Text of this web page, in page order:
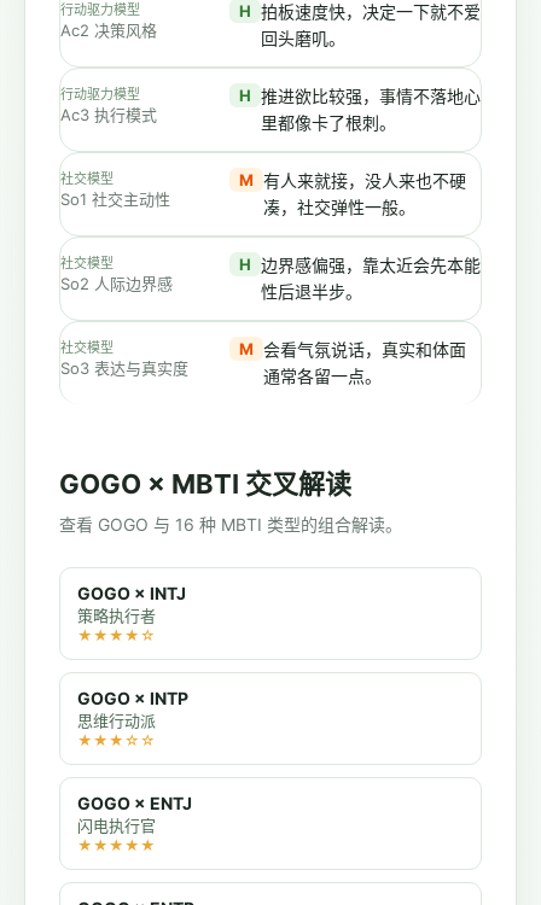
行动驱力模型
Ac2 决策风格
H 拍板速度快，决定一下就不爱
回头磨叽。
行动驱力模型
Ac3 执行模式
H 推进欲比较强，事情不落地心
里都像卡了根刺。
社交模型
So1 社交主动性
M 有人来就接，没人来也不硬
凑，社交弹性一般。
社交模型
So2 人际边界感
H 边界感偏强，靠太近会先本能
性后退半步。
社交模型
So3 表达与真实度
M 会看气氛说话，真实和体面
通常各留一点。
GOGO × MBTI 交叉解读
查看 GOGO 与 16 种 MBTI 类型的组合解读。
GOGO × INTJ
策略执行者
★★★★☆
GOGO × INTP
思维行动派
★★★☆☆
GOGO × ENTJ
闪电执行官
★★★★★